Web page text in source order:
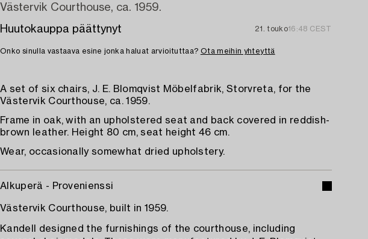
Västervik Courthouse, ca. 1959.
Huutokauppa päättynyt
21. touko16:48 CEST
Onko sinulla vastaava esine jonka haluat arvioituttaa? Ota meihin yhteyttä
A set of six chairs, J. E. Blomqvist Möbelfabrik, Storvreta, for the
Västervik Courthouse, ca. 1959.
Frame in oak, with an upholstered seat and back covered in reddish-
brown leather. Height 80 cm, seat height 46 cm.
Wear, occasionally somewhat dried upholstery.
Alkuperä - Provenienssi
Västervik Courthouse, built in 1959.
Kandell designed the furnishings of the courthouse, including